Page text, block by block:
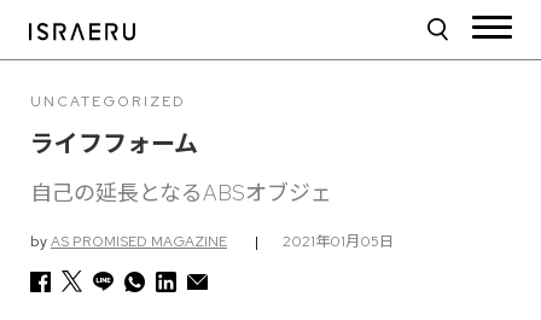
UNCATEGORIZED
ライフフォーム
自己の延長となるABSオブジェ
byAS PROMISED MAGAZINE | 2021年01月05日